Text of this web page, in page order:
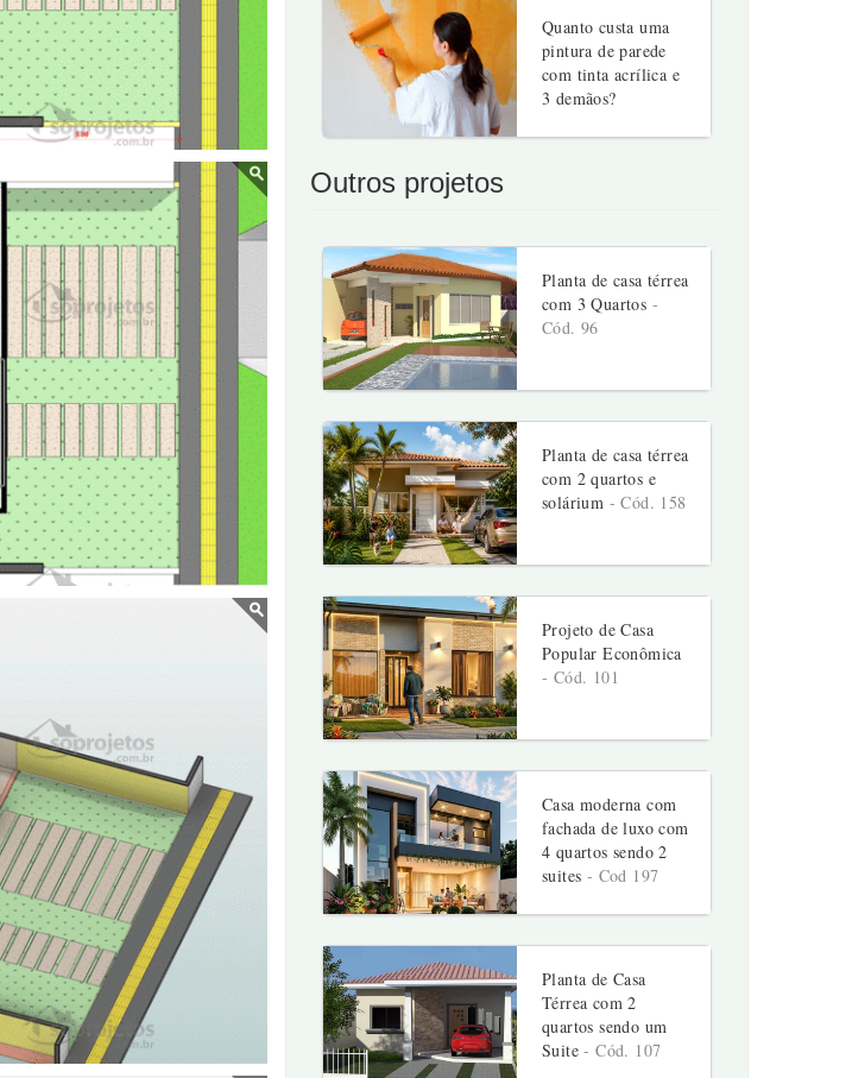
Quanto custa uma
pintura de parede
com tinta acrílica e
3 demãos?
Outros projetos
Planta de casa térrea
com 3 Quartos -
Cód. 96
Planta de casa térrea
com 2 quartos e
solárium - Cód. 158
Projeto de Casa
Popular Econômica
- Cód. 101
Casa moderna com
fachada de luxo com
4 quartos sendo 2
suites - Cod 197
Planta de Casa
Térrea com 2
quartos sendo um
Suite- Cód. 107